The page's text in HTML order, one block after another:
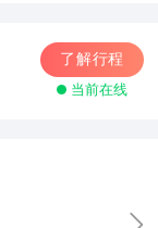
了解行程
当前在线